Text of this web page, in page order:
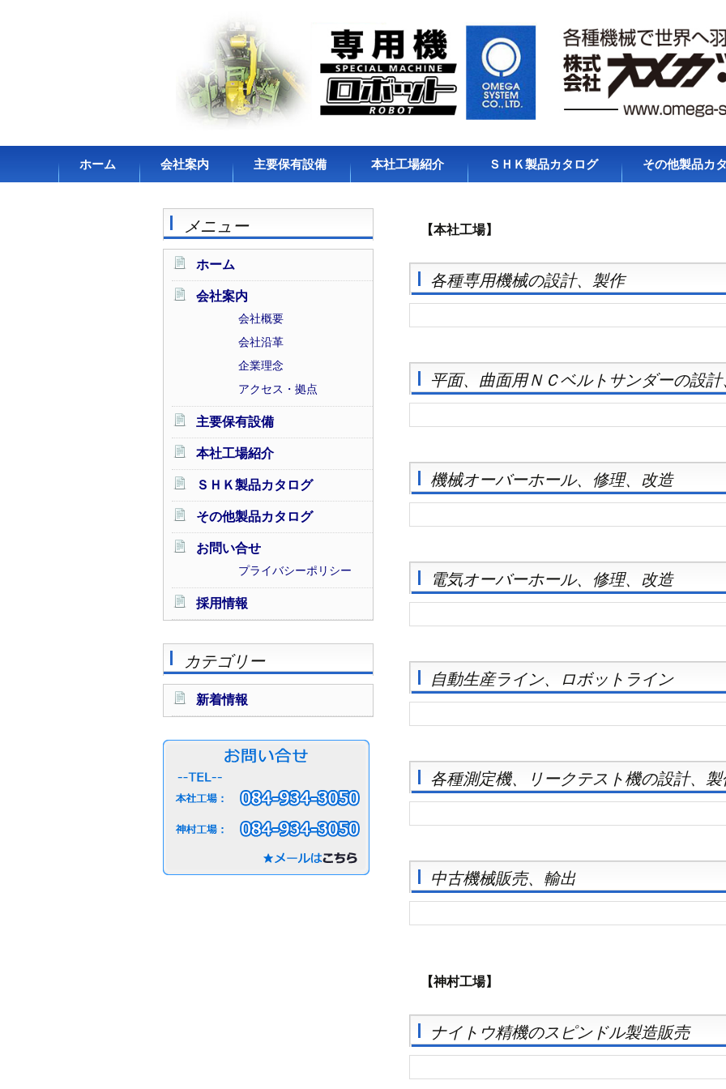
コンテンツへスキップ
ホーム 会社案内
会社沿革
企業理念
アクセス・拠点
主要保有設備 本社工場紹介 ＳＨＫ製品カタログ その他製品カ
メニュー
ホーム
会社案内
会社概要
会社沿革
企業理念
アクセス・拠点
主要保有設備
本社工場紹介
ＳＨＫ製品カタログ
その他製品カタログ
お問い合せ
プライバシーポリシー
採用情報
カテゴリー
新着情報
【本社工場】
各種専用機械の設計、製作
平面、曲面用ＮＣベルトサンダーの設
機械オーバーホール、修理、改造
電気オーバーホール、修理、改造
自動生産ライン、ロボットライン
各種測定機、リークテスト機の設計、製
中古機械販売、輸出
【神村工場】
ナイトウ精機のスピンドル製造販売